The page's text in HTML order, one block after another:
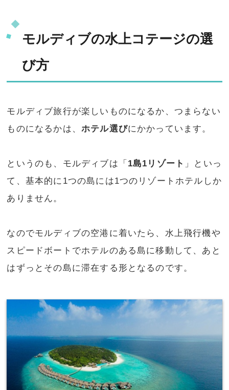
モルディブの水上コテージの選
び方
モルディブ旅行が楽しいものになるか、つまらない
ものになるかは、 ホテル選びにかかっています。
というのも、モルディブは「 1島1リゾート 」といっ
て、基本的に1つの島には1つのリゾートホテルしか
ありません。
なのでモルディブの空港に着いたら、水上飛行機や
スピードボートでホテルのある島に移動して、あと
はずっとその島に滞在する形となるのです。